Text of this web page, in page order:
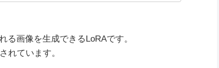
る画像を生成できるLoRAです。
れています。